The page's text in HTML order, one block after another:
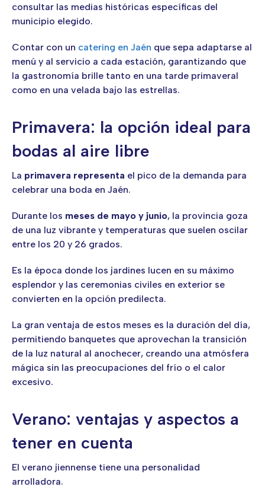
consultar las medias históricas específicas del
municipio elegido.
Contar con un catering en Jaén que sepa adaptarse al
menú y al servicio a cada estación, garantizando que
la gastronomía brille tanto en una tarde primaveral
como en una velada bajo las estrellas.
Primavera: la opción ideal para
bodas al aire libre
La primavera representa el pico de la demanda para
celebrar una boda en Jaén.
Durante los meses de mayo y junio, la provincia goza
de una luz vibrante y temperaturas que suelen oscilar
entre los 20 y 26 grados.
Es la época donde los jardines lucen en su máximo
esplendor y las ceremonias civiles en exterior se
convierten en la opción predilecta.
La gran ventaja de estos meses es la duración del día,
permitiendo banquetes que aprovechan la transición
de la luz natural al anochecer, creando una atmósfera
mágica sin las preocupaciones del frío o el calor
excesivo.
Verano: ventajas y aspectos a
tener en cuenta
El verano jiennense tiene una personalidad
arrolladora.